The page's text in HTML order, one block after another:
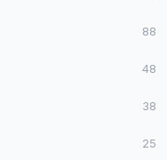
88
48
38
25